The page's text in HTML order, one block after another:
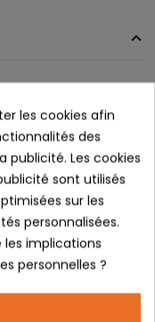
des
70.
les cookies afin
des
publicité. Les cookies
sont utilisés
sur les
personnalisées.
implications
personnelles ?